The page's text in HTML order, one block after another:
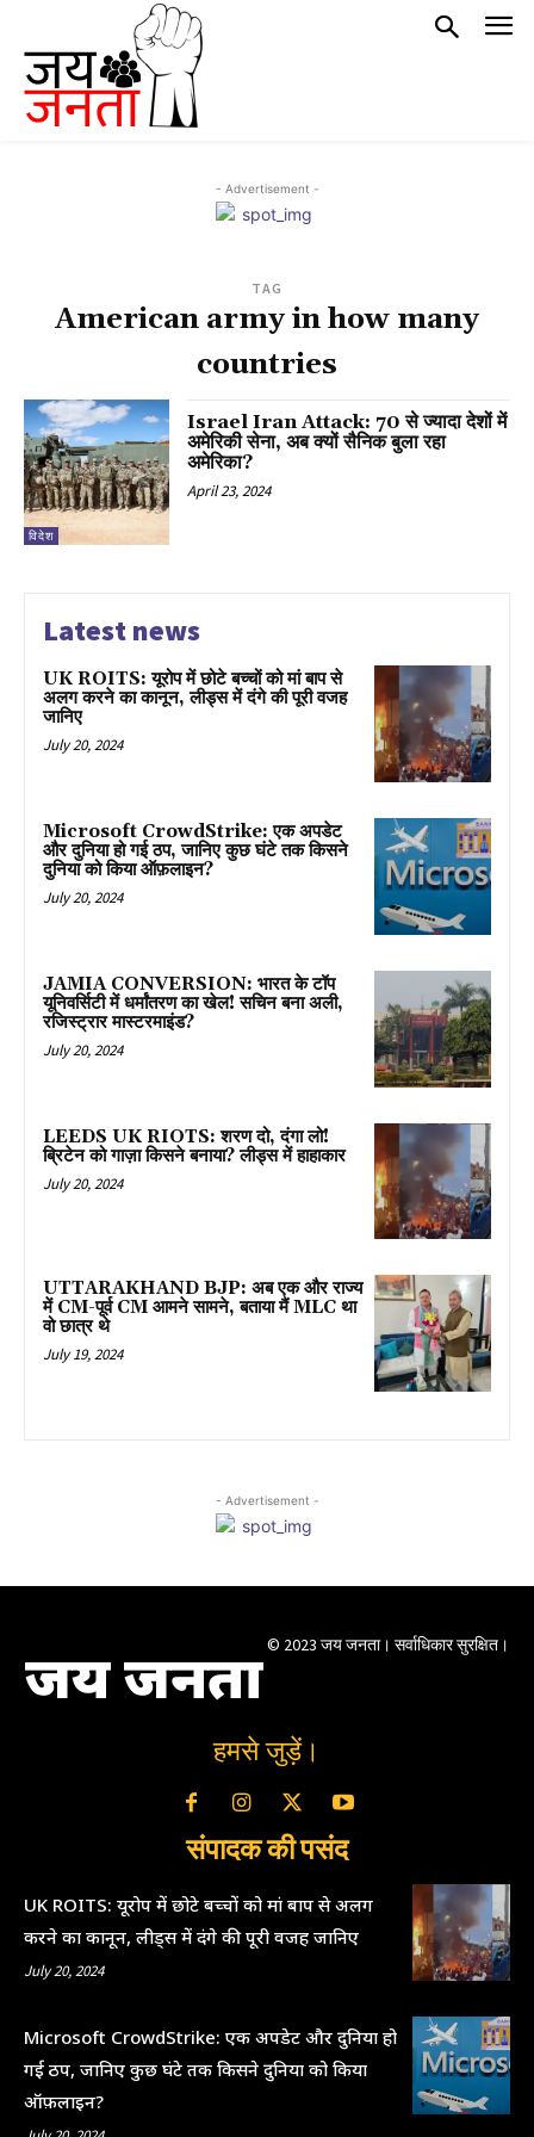
- Advertisement -
TAG
American army in how many
countries
विदेश
Israel Iran Attack: 70 से ज्यादा देशों में
अमेरिकी सेना, अब क्यों सैनिक बुला रहा
अमेरिका?
April 23, 2024
Latest news
UK ROITS: यूरोप में छोटे बच्चों को मां बाप से
अलग करने का कानून, लीड्स में दंगे की पूरी वजह
जानिए
July 20, 2024
Microsoft CrowdStrike: एक अपडेट
और दुनिया हो गई ठप, जानिए कुछ घंटे तक किसने
दुनिया को किया ऑफ़लाइन?
July 20, 2024
JAMIA CONVERSION: भारत के टॉप
यूनिवर्सिटी में धर्मांतरण का खेल! सचिन बना अली,
रजिस्ट्रार मास्टरमाइंड?
July 20, 2024
LEEDS UK RIOTS: शरण दो, दंगा लो!
ब्रिटेन को गाज़ा किसने बनाया? लीड्स में हाहाकार
July 20, 2024
UTTARAKHAND BJP: अब एक और राज्य
में CM-पूर्व CM आमने सामने, बताया मैं MLC था
वो छात्र थे
July 19, 2024
- Advertisement -
जय जनता © 2023 जय जनता। सर्वाधिकार सुरक्षित।
हमसे जुड़ें।
संपादक की पसंद
UK ROITS: यूरोप में छोटे बच्चों को मां बाप से अलग
करने का कानून, लीड्स में दंगे की पूरी वजह जानिए
July 20, 2024
Microsoft CrowdStrike: एक अपडेट और दुनिया हो
गई ठप, जानिए कुछ घंटे तक किसने दुनिया को किया
ऑफ़लाइन?